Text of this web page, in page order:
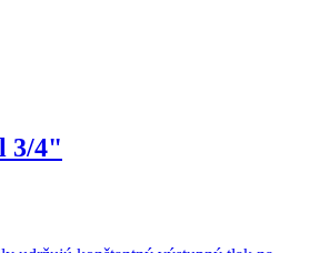
3/4"